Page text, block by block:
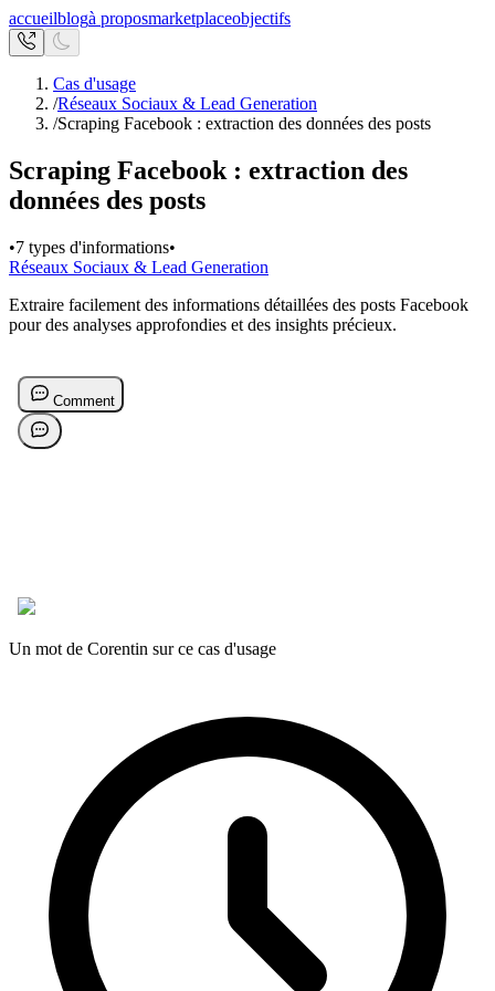
accueilblogà proposmarketplaceobjectifs
Cas d'usage
/Réseaux Sociaux & Lead Generation
/Scraping Facebook : extraction des données des posts
Scraping Facebook : extraction des
données des posts
•7 types d'informations•
Réseaux Sociaux & Lead Generation
Extraire facilement des informations détaillées des posts Facebook
pour des analyses approfondies et des insights précieux.
Un mot de Corentin sur ce cas d'usage